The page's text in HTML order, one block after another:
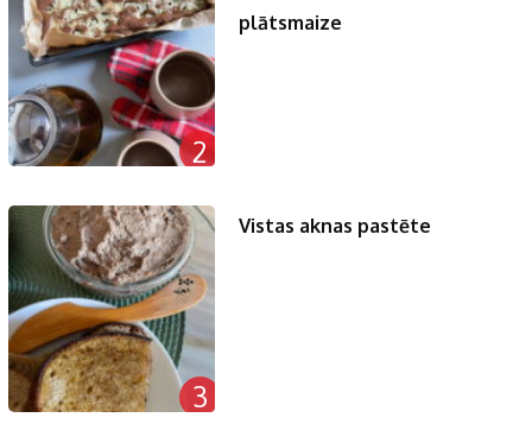
2
plātsmaize
3
Vistas aknas pastēte